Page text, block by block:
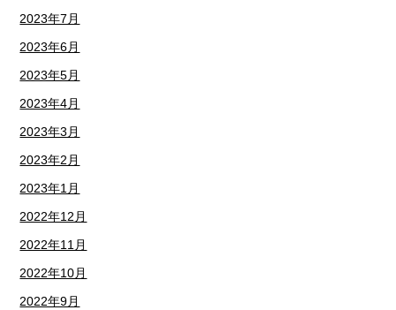
2023年7月
2023年6月
2023年5月
2023年4月
2023年3月
2023年2月
2023年1月
2022年12月
2022年11月
2022年10月
2022年9月